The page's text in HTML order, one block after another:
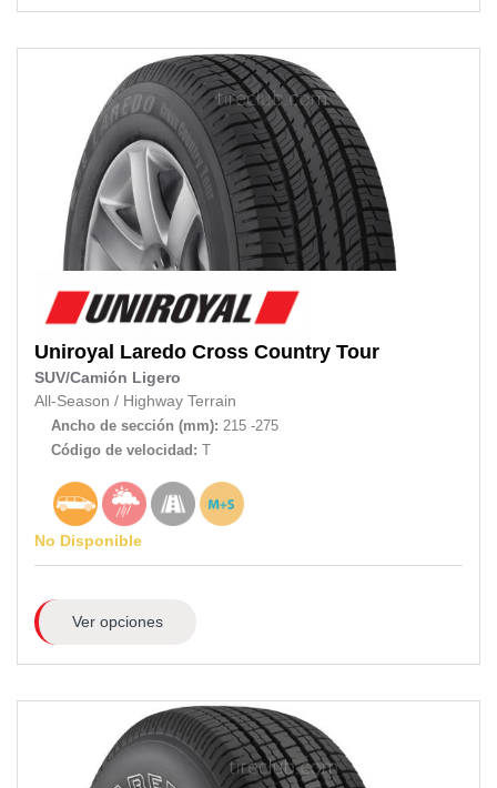
Uniroyal Laredo Cross Country Tour
SUV/Camión Ligero
All-Season / Highway Terrain
Ancho de sección (mm): 215 -275
Código de velocidad: T
No Disponible
Ver opciones